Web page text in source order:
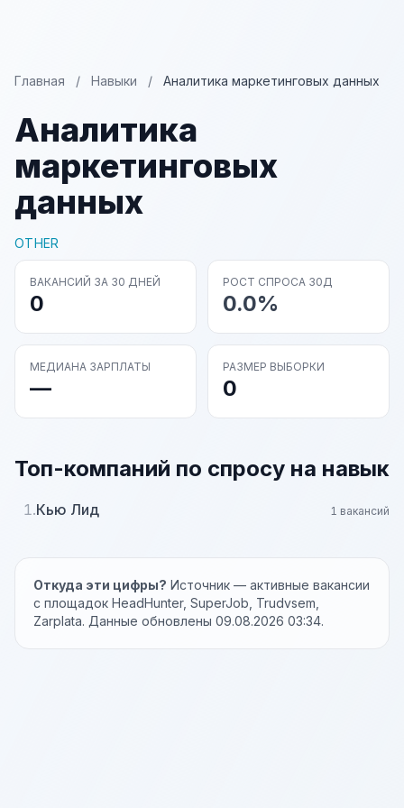
Главная / Навыки / Аналитика маркетинговых данных
Аналитика
маркетинговых
данных
OTHER
ВАКАНСИЙ ЗА 30 ДНЕЙ
0
РОСТ СПРОСА 30Д
0.0%
МЕДИАНА ЗАРПЛАТЫ
—
РАЗМЕР ВЫБОРКИ
0
Топ-компаний по спросу на навык
1.Кью Лид 1 вакансий
Откуда эти цифры? Источник — активные вакансии
с площадок HeadHunter, SuperJob, Trudvsem,
Zarplata. Данные обновлены 09.08.2026 03:34.